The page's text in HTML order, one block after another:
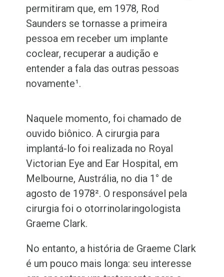
permitiram que, em 1978, Rod
Saunders se tornasse a primeira
pessoa em receber um implante
coclear, recuperar a audição e
entender a fala das outras pessoas
novamente¹.
Naquele momento, foi chamado de
ouvido biônico. A cirurgia para
implantá-lo foi realizada no Royal
Victorian Eye and Ear Hospital, em
Melbourne, Austrália, no dia 1° de
agosto de 1978². O responsável pela
cirurgia foi o otorrinolaringologista
Graeme Clark.
No entanto, a história de Graeme Clark
é um pouco mais longa: seu interesse